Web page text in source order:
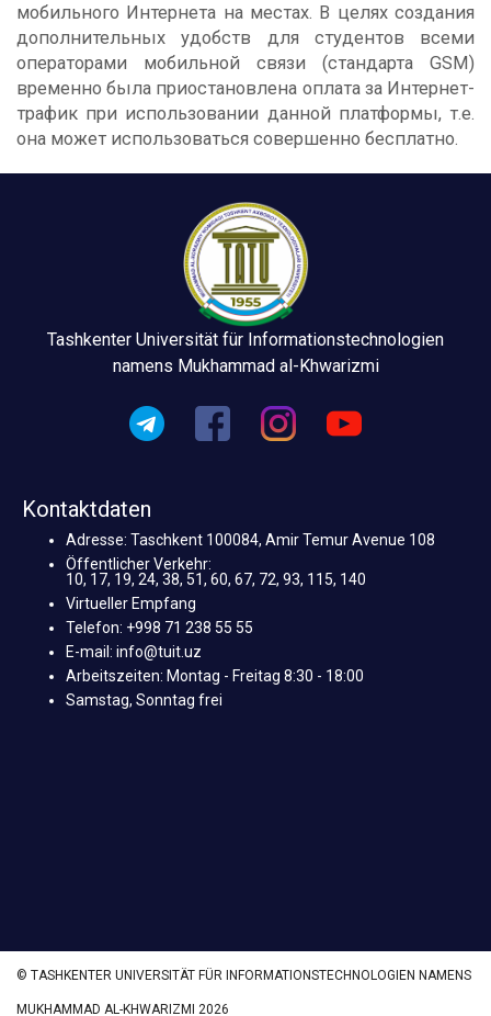
мобильного Интернета на местах. В целях создания
дополнительных удобств для студентов всеми
операторами мобильной связи (стандарта GSM)
временно была приостановлена оплата за Интернет-
трафик при использовании данной платформы, т.е.
она может использоваться совершенно бесплатно.
Tashkenter Universität für Informationstechnologien
namens Mukhammad al-Khwarizmi
Kontaktdaten
Adresse: Taschkent 100084, Amir Temur Avenue 108
Öffentlicher Verkehr:
10, 17, 19, 24, 38, 51, 60, 67, 72, 93, 115, 140
Virtueller Empfang
Telefon: +998 71 238 55 55
E-mail: info@tuit.uz
Arbeitszeiten: Montag - Freitag 8:30 - 18:00
Samstag, Sonntag frei
© TASHKENTER UNIVERSITÄT FÜR INFORMATIONSTECHNOLOGIEN NAMENS
MUKHAMMAD AL-KHWARIZMI 2026